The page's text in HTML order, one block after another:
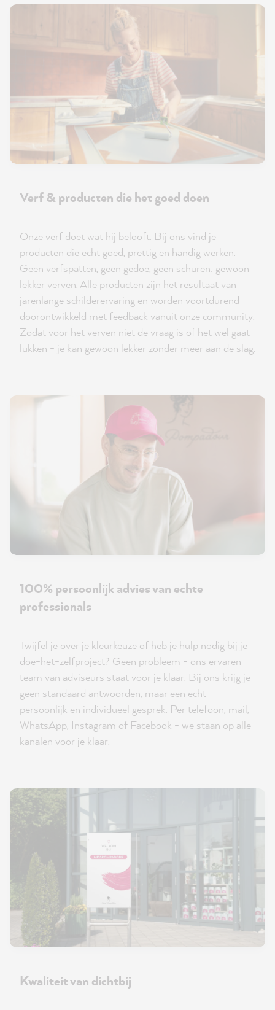
Verf & producten die het goed doen
Onze verf doet wat hij belooft. Bij ons vind je
producten die echt goed, prettig en handig werken.
Geen verfspatten, geen gedoe, geen schuren: gewoon
lekker verven. Alle producten zijn het resultaat van
jarenlange schilderervaring en worden voortdurend
doorontwikkeld met feedback vanuit onze community.
Zodat voor het verven niet de vraag is of het wel gaat
lukken - je kan gewoon lekker zonder meer aan de slag.
100% persoonlijk advies van echte
professionals
Twijfel je over je kleurkeuze of heb je hulp nodig bij je
doe-het-zelfproject? Geen probleem - ons ervaren
team van adviseurs staat voor je klaar. Bij ons krijg je
geen standaard antwoorden, maar een echt
persoonlijk en individueel gesprek. Per telefoon, mail,
WhatsApp, Instagram of Facebook - we staan op alle
kanalen voor je klaar.
Kwaliteit van dichtbij